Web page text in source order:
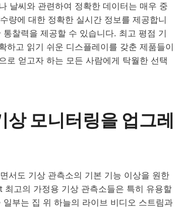
날씨와 관련하여 정확한 데이터는 매우 중
량에 대한 정확한 실시간 정보를 제공합니
찰력을 제공할 수 있습니다. 최고 평점 기
하고 읽기 쉬운 디스플레이를 갖춘 제품들이
로 얻고자 하는 모든 사람에게 탁월한 선택
상 모니터링을 업그레
서도 기상 관측소의 기본 기능 이상을 원한
고의 가정용 기상 관측소들은 특히 유용할
부는 집 위 하늘의 라이브 비디오 스트림과